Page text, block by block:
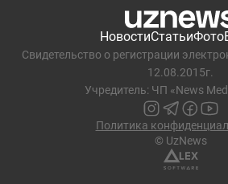
НовостиСтатьиФото
Свидетельство о регистрации
12.08.2015г.
Учредитель: ЧП «News
Политика
© UzNews